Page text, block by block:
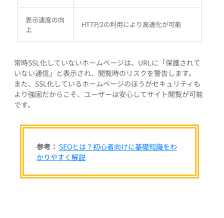
表示速度の向
上
HTTP/2の利用により高速化が可能
常時SSL化していないホームページは、URLに「保護されて
いない通信」と表示され、閲覧時のリスクを警告します。
また、SSL化しているホームページのほうがセキュリティも
より強固だからこそ、ユーザーは安心してサイト閲覧が可能
です。
参考： SEOとは？初心者向けに基礎知識をわ
かりやすく解説